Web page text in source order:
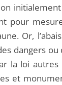
pour
Or,
dangers
la loi
et